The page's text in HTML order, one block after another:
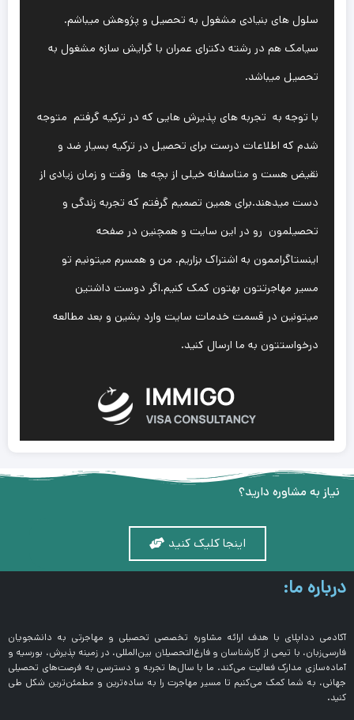
سلول های بنیادی مشغول به تحصیل و پژوهش میباشم.
سیامک هم در رشته دکترای عمران با گرایش سازه مشغول به
تحصیل میباشد.
با توجه به تجربه های پذیرش هایی که در ترکیه گرفتم متوجه
شدم که اطلاعات درست برای تحصیل در ترکیه بسیار ضد و
نقیض هست و متاسفانه خیلی از بچه ها وقت و زمان زیادی از
دست میدهند.برای همین تصمیم گرفتم که تجربه زندگی و
تحصیلمون رو در این سایت و همچنین در صفحه
اینستاگراممون به اشتراک بزاریم. من و همسرم میتونیم تو
مسیر مهاجرتتون بهتون کمک کنیم.اگر دوست داشتین
میتونین در قسمت خدمات سایت وارد بشین و بعد مطالعه
درخواستتون به ما ارسال کنید.
نیاز به مشاوره دارید؟
اینجا کلیک کنید
درباره ما:
آکادمی دداپلای با هدف ارائه مشاوره تخصصی تحصیلی و مهاجرتی به دانشجویان
فارسی‌زبان، با تیمی از کارشناسان و فارغ‌التحصیلان بین‌المللی، در زمینه پذیرش، بورسیه و
آماده‌سازی مدارک فعالیت می‌کند. ما با سال‌ها تجربه و دسترسی به فرصت‌های تحصیلی
جهانی، به شما کمک می‌کنیم تا مسیر مهاجرت را به ساده‌ترین و مطمئن‌ترین شکل طی
کنید.